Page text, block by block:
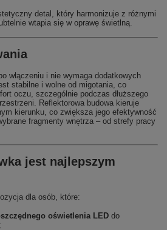
detal, który harmonizuje z różnymi
wtapia się w oprawę świetlną.
włączeniu i nie wymaga dodatkowych
stabilne i wolne od migotania, co
oczu, szczególnie podczas dłuższego
Reflektorowa budowa kieruje
kierunku, co zwiększa jego efektywność
fragmenty wnętrza – od strefy pracy
jest najlepszym
dla osób, które:
oświetlenia LED do